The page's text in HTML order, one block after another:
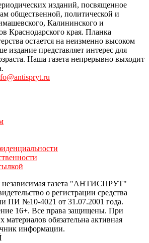
изданий, посвященное
общественной, политической и
Калининского и
Краснодарского края. Планка
остается на неизменно высоком
издание представляет интерес для
Наша газета непрерывно выходит
независимая газета "АНТИСПРУТ"
о регистрации средства
ПИ №10-4021 от 31.07.2001 года.
16+. Все права защищены. При
обязательна активная
информации.